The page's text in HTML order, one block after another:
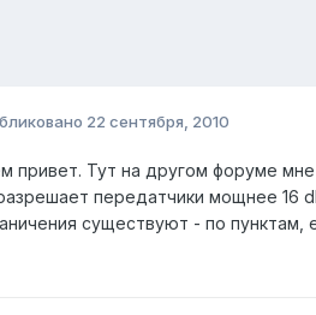
22 сентября, 2010
привет. Тут на другом форуме
передатчики мощнее 16
существуют - по пунктам,